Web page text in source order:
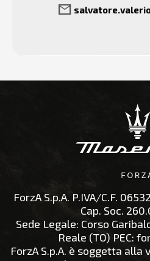
mail
ForzA S.p.A. P.IVA/C.F.
Cap. Soc.
Sede Legale: Corso
Reale (TO) PEC:
ForzA S.p.A. è soggetta alla